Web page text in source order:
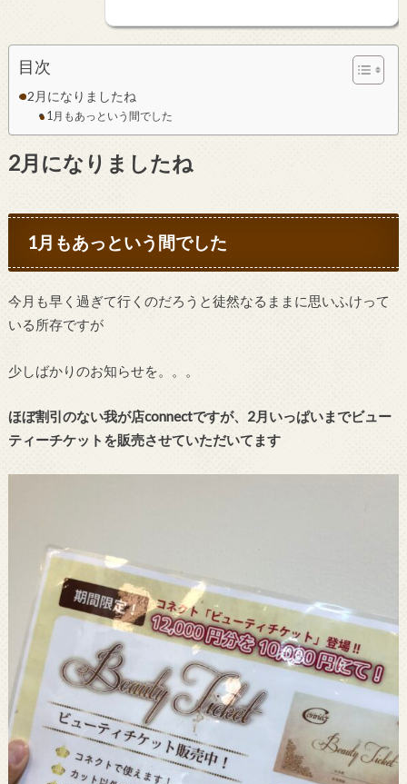
目次
2月になりましたね
1月もあっという間でした
2月になりましたね
1月もあっという間でした
今月も早く過ぎて行くのだろうと徒然なるままに思いふけって
いる所存ですが
少しばかりのお知らせを。。。
ほぼ割引のない我が店connectですが、2月いっぱいまでビュー
ティーチケットを販売させていただいてます